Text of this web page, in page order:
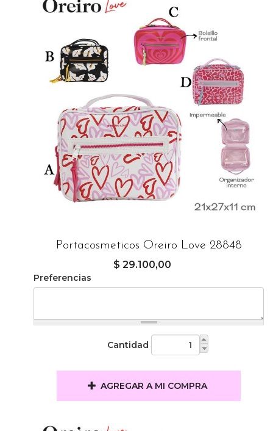
Portacosmeticos Oreiro Love 28848
$ 29.100,00
Preferencias
Cantidad
AGREGAR A MI COMPRA